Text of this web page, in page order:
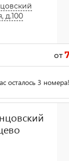
д.100
от
осталось 3 номера!